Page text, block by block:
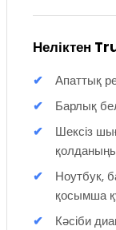
Неліктен
Апаттық
Барлық
Шексіз
Ноутбук,
қосымша
Кәсіби